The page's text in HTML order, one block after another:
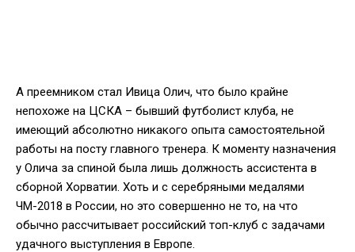
А преемником стал Ивица Олич, что было крайне
непохоже на ЦСКА – бывший футболист клуба, не
имеющий абсолютно никакого опыта самостоятельной
работы на посту главного тренера. К моменту назначения
у Олича за спиной была лишь должность ассистента в
сборной Хорватии. Хоть и с серебряными медалями
ЧМ-2018 в России, но это совершенно не то, на что
обычно рассчитывает российский топ-клуб с задачами
удачного выступления в Европе.